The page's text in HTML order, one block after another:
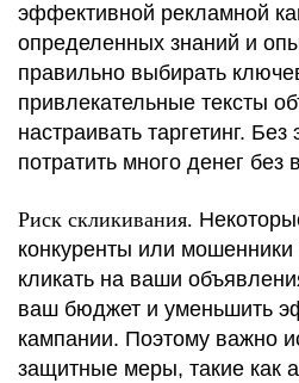
эффективной рекламной
определенных знаний и
правильно выбирать
привлекательные тексты
настраивать таргетинг.
потратить много денег без
Риск скликивания.
конкуренты или
кликать на ваши
ваш бюджет и уменьшить
кампании. Поэтому важно
защитные меры, такие как